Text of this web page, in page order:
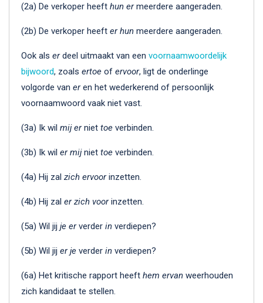
(2a) De verkoper heeft hun ermeerdere aangeraden.
(2b) De verkoper heeft er hun meerdere aangeraden.
Ook als erdeel uitmaakt van een voornaamwoordelijk
bijwoord, zoals ertoe of ervoor, ligt de onderlinge
volgorde van eren het wederkerend of persoonlijk
voornaamwoord vaak niet vast.
(3a) Ik wil mij erniet toe verbinden.
(3b) Ik wil er mijniet toe verbinden.
(4a) Hij zal zich ervoorinzetten.
(4b) Hij zal er zich voorinzetten.
(5a) Wil jij je erverder in verdiepen?
(5b) Wil jij er je verder in verdiepen?
(6a) Het kritische rapport heeft hem ervan weerhouden
zich kandidaat te stellen.